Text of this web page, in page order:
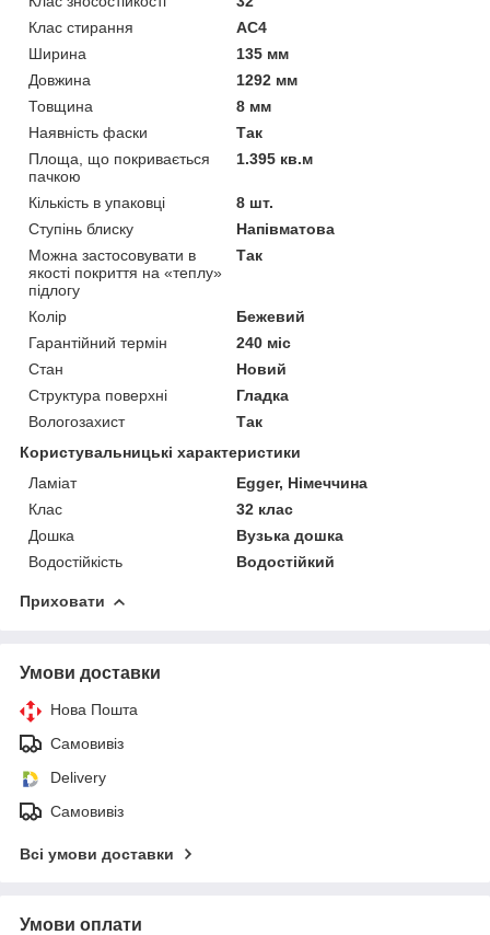
Клас стирання
АС4
Ширина
135 мм
Довжина
1292 мм
Товщина
8 мм
Наявність фаски
Так
Площа, що покривається
пачкою
1.395 кв.м
Кількість в упаковці
8 шт.
Ступінь блиску
Напівматова
Можна застосовувати в
якості покриття на «теплу»
підлогу
Так
Колір
Бежевий
Гарантійний термін
240 міс
Стан
Новий
Структура поверхні
Гладка
Вологозахист
Так
Користувальницькі характеристики
Ламіат
Egger, Німеччина
Клас
32 клас
Дошка
Вузька дошка
Водостійкість
Водостійкий
Приховати
Умови доставки
Нова Пошта
Самовивіз
Delivery
Самовивіз
Всі умови доставки
Умови оплати